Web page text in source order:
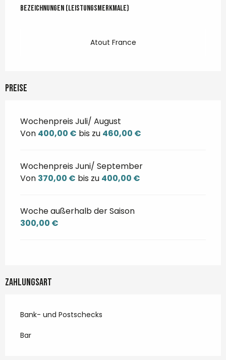
Bezeichnungen (Leistungsmerkmale)
Bezeichnungen (Leistungsmerkmale)
Atout France
Preise
Wochenpreis Juli/ August
Von 400,00 € bis zu 460,00 €
Wochenpreis Juni/ September
Von 370,00 € bis zu 400,00 €
Woche außerhalb der Saison
300,00 €
Zahlungsart
Bank- und Postschecks
Bar